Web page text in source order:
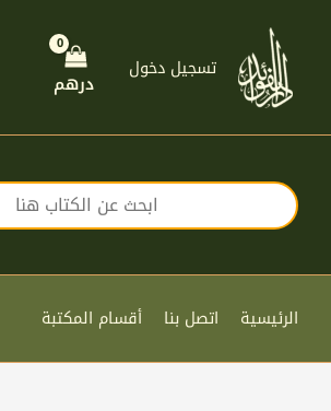
المحتوى
تسجيل دخول
درهم
الرئيسية اتصل بنا أقسام المكتبة